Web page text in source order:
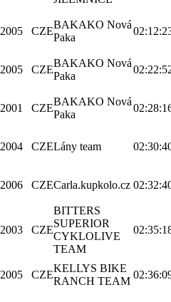
2005 CZE
BAKAKO Nová
Paka
2005 CZE
BAKAKO Nová
Paka
2001 CZE
BAKAKO Nová
Paka
2004 CZELány team
2006 CZECarla.kupkolo.cz
2003 CZE
BITTERS
SUPERIOR
CYKLOLIVE
TEAM
2005 CZE
KELLYS BIKE
RANCH TEAM